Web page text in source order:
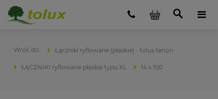
Łączniki ryflowane (płaskie) - tolux tenon
ŁĄCZNIKI ryflowane płaskie typu XL 14 x 100